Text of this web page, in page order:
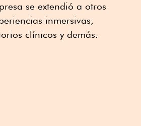
se extendió a otros
inmersivas,
clínicos y demás.